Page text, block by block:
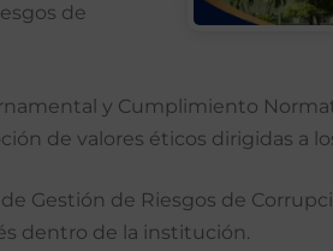
de
y Cumplimiento
de valores éticos dirigidas a
Gestión de Riesgos de
dentro de la institución.